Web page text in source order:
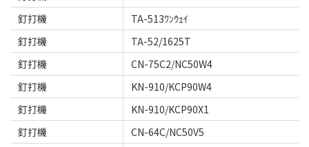
釘打機
TA-513ﾜﾝｳｪｲ
釘打機
TA-52/1625T
釘打機
CN-75C2/NC50W4
釘打機
KN-910/KCP90W4
釘打機
KN-910/KCP90X1
釘打機
CN-64C/NC50V5